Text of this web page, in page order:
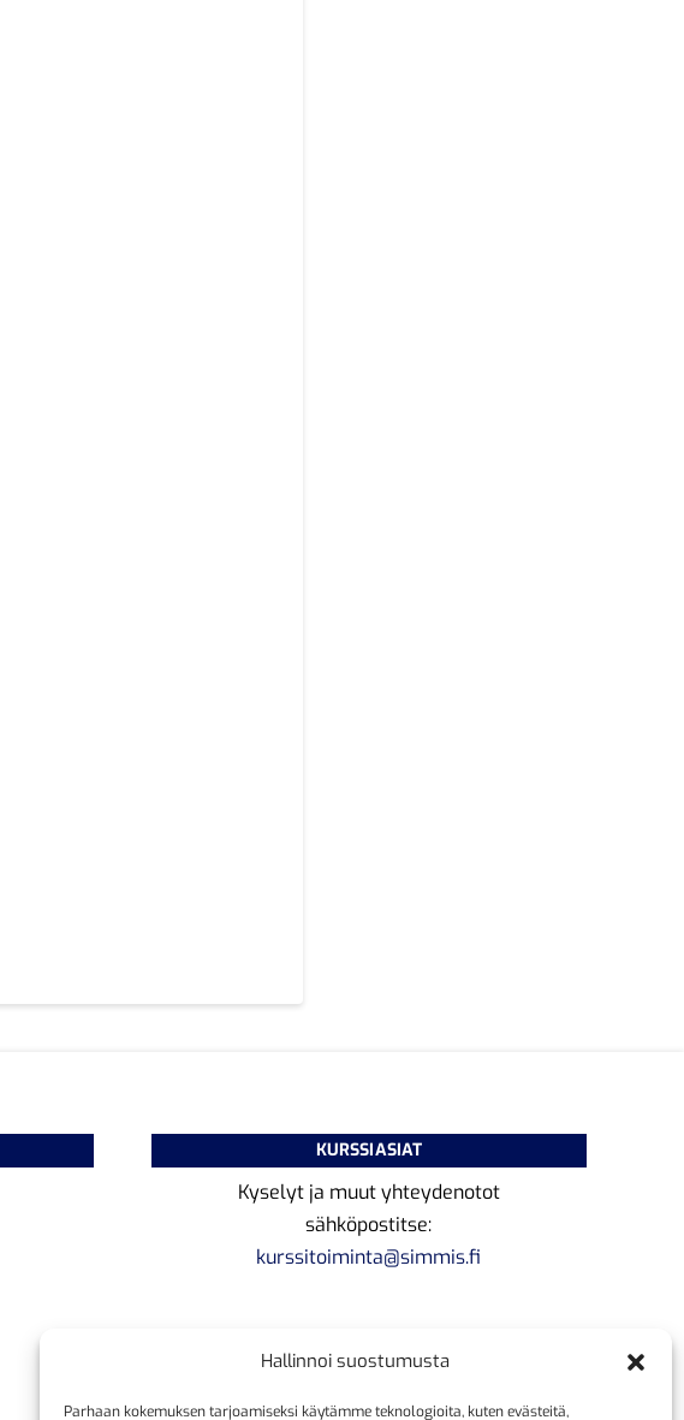
Hallinnoi suostumusta
Parhaan kokemuksen tarjoamiseksi käytämme teknologioita, kuten evästeitä,
KURSSIASIAT
Kyselyt ja muut yhteydenotot
sähköpostitse:
kurssitoiminta@simmis.fi